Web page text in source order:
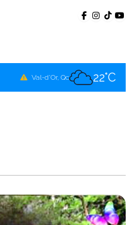
Val-d'Or, Qc 22°C